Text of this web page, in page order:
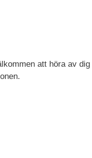
att höra av dig